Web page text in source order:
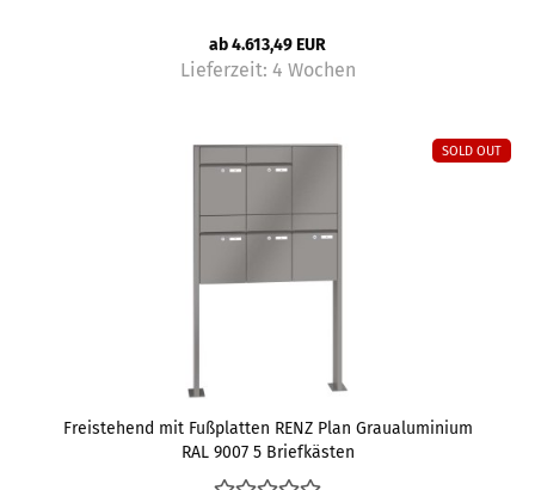
ab 4.613,49 EUR
Lieferzeit: 4 Wochen
SOLD OUT
Freistehend mit Fußplatten RENZ Plan Graualuminium
RAL 9007 5 Briefkästen